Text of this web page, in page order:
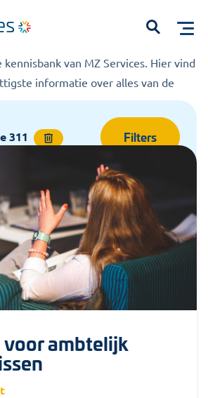
met typen om te zoeken...
van MZ Services. Hier vind
informatie over alles van de
311 Filters
voor ambtelijk